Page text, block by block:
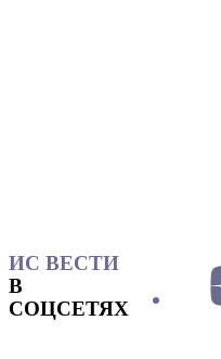
ИС ВЕСТИ
В
СОЦСЕТЯХ